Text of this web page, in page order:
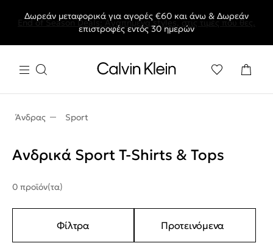
End of Season Deals: Αγαπημένα styles, στις τιμές που θες.
Δωρεάν μεταφορικά για αγορές €60 και άνω & Δωρεάν
επιστροφές εντός 30 ημερών
Άνδρας Sport
Ανδρικά Sport T-Shirts & Tops
0 προϊόν(τα)
Φίλτρα Προτεινόμενα